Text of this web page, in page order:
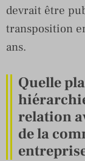
devrait être
transposition
ans.
Quelle
relation
de la